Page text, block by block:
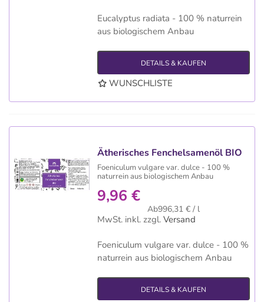
Eucalyptus radiata - 100 % naturrein
aus biologischem Anbau
DETAILS & KAUFEN
WUNSCHLISTE
Ätherisches Fenchelsamenöl BIO
Foeniculum vulgare var. dulce - 100 %
naturrein aus biologischem Anbau
9,96 €
Ab996,31 € / l
MwSt. inkl. zzgl. Versand
Foeniculum vulgare var. dulce - 100 %
naturrein aus biologischem Anbau
DETAILS & KAUFEN